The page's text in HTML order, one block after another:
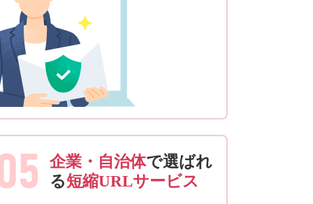
企業・自治体で選ばれ
る短縮URLサービス